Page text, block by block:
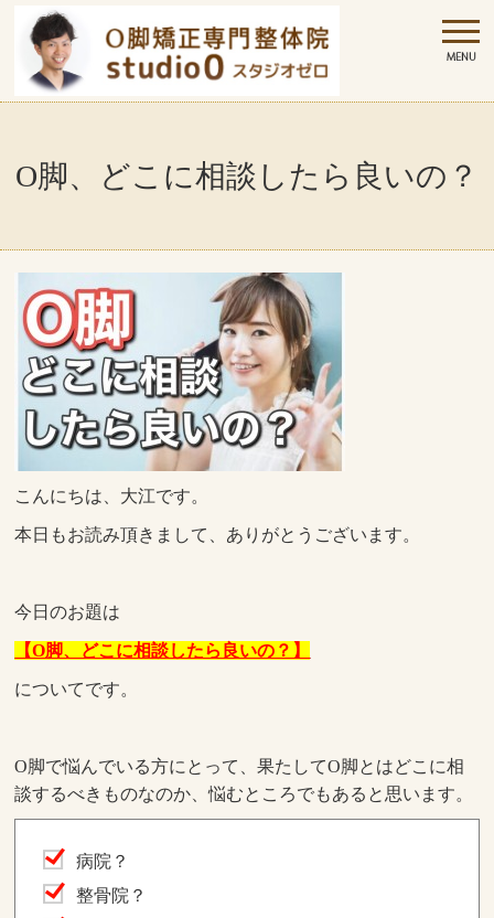
O脚、どこに相談したら良いの？
こんにちは、大江です。
本日もお読み頂きまして、ありがとうございます。
今日のお題は
【O脚、どこに相談したら良いの？】
についてです。
O脚で悩んでいる方にとって、果たしてO脚とはどこに相
談するべきものなのか、悩むところでもあると思います。
病院？
整骨院？